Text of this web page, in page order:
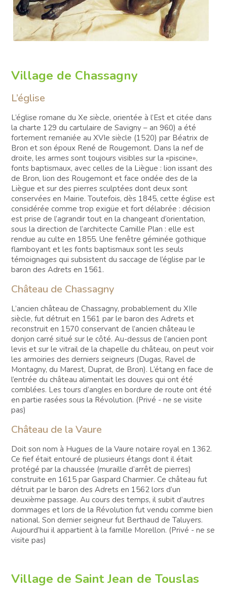
Village de Chassagny
L’église
L’église romane du Xe siècle, orientée à l’Est et citée dans
la charte 129 du cartulaire de Savigny – an 960) a été
fortement remaniée au XVIe siècle (1520) par Béatrix de
Bron et son époux René de Rougemont. Dans la nef de
droite, les armes sont toujours visibles sur la «piscine»,
fonts baptismaux, avec celles de la Liègue : lion issant des
de Bron, lion des Rougemont et face ondée des de la
Liègue et sur des pierres sculptées dont deux sont
conservées en Mairie. Toutefois, dès 1845, cette église est
considérée comme trop exigüe et fort délabrée : décision
est prise de l’agrandir tout en la changeant d’orientation,
sous la direction de l’architecte Camille Plan : elle est
rendue au culte en 1855. Une fenêtre géminée gothique
flamboyant et les fonts baptismaux sont les seuls
témoignages qui subsistent du saccage de l’église par le
baron des Adrets en 1561.
Château de Chassagny
L’ancien château de Chassagny, probablement du XIIe
siècle, fut détruit en 1561 par le baron des Adrets et
reconstruit en 1570 conservant de l’ancien château le
donjon carré situé sur le côté. Au-dessus de l’ancien pont
levis et sur le vitrail de la chapelle du château, on peut voir
les armoiries des derniers seigneurs (Dugas, Ravel de
Montagny, du Marest, Duprat, de Bron). L’étang en face de
l’entrée du château alimentait les douves qui ont été
comblées. Les tours d’angles en bordure de route ont été
en partie rasées sous la Révolution. (Privé - ne se visite
pas)
Château de la Vaure
Doit son nom à Hugues de la Vaure notaire royal en 1362.
Ce fief était entouré de plusieurs étangs dont il était
protégé par la chaussée (muraille d’arrêt de pierres)
construite en 1615 par Gaspard Charmier. Ce château fut
détruit par le baron des Adrets en 1562 lors d’un
deuxième passage. Au cours des temps, il subit d’autres
dommages et lors de la Révolution fut vendu comme bien
national. Son dernier seigneur fut Berthaud de Taluyers.
Aujourd’hui il appartient à la famille Morellon. (Privé - ne se
visite pas)
Village de Saint Jean de Touslas